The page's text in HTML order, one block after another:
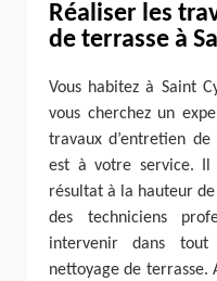
Réaliser les
de terrasse à
Vous habitez à Saint
vous cherchez un
travaux d’entretien de
est à votre service.
résultat à la hauteur
des techniciens
intervenir dans
nettoyage de terrasse.